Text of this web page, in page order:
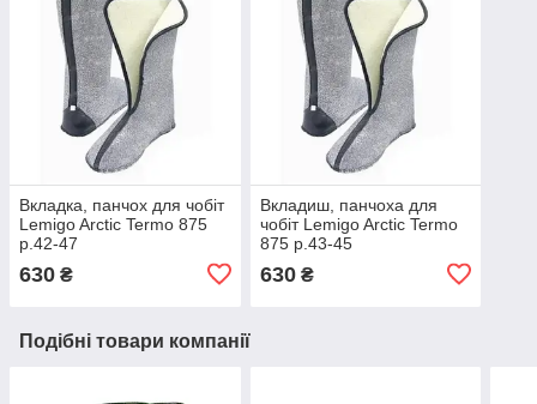
Вкладка, панчох для чобіт
Lemigo Arctic Termo 875
р.42-47
630 ₴
Вкладиш, панчоха для
чобіт Lemigo Arctic Termo
875 р.43-45
630₴
Подібні товари компанії